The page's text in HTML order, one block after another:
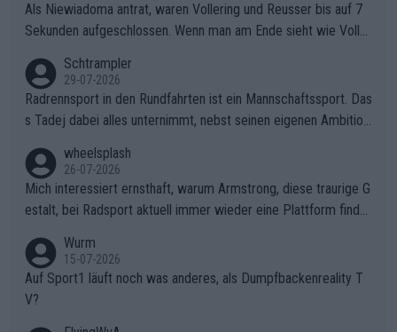
Als Niewiadoma antrat, waren Vollering und Reusser bis auf 7
Sekunden aufgeschlossen. Wenn man am Ende sieht wie Voller
ering die 7 Sekunden zu Niewiadoma nicht geschlossen hat un
d den Abstand hat anwachsen lassen. Ein schwerer taktischer
Fehler, der den Tour Sieg kosten wird.Diese Beobachtung trifft
Zögerlichkeit von Demi Vollering in diesem Moment war das e
ntscheidende Puzzleteil, das Katarzyna Niewiadoma die Tür z
um Gelben Trikot geöffnet hat.Das taktische Dilemma am Mon
t VentouxDie psychologische Falle: Vollering spekulierte in die
ser Phase darauf, dass Marlen Reusser im Gelben Trikot die N
achführarbeit leistet, um ihre Gesamtführung zu verteidigen.De
r Pokereinsatz: Anstatt die verbleibenden 7 Sekunden sofort s
elbst zuzufahren, verließ sich Vollering zu lange auf die Tempo
Schtrampler
29-07-2026
Radrennsport in den Rundfahrten ist ein Mannschaftssport. Das
s Tadej dabei alles unternimmt, nebst seinen eigenen Ambition
ganze Team auch mental stark zu machen und konkret am Erf
olg teilzuhaben, ist ihm ganz hoch anzurechnen. Das ist ein Zei
chen weit über den Radsport hinaus.
wheelsplash
26-07-2026
Mich interessiert ernsthaft, warum Armstrong, diese traurige G
estalt, bei Radsport aktuell immer wieder eine Plattform finde
Wurm
15-07-2026
Auf Sport1 läuft noch was anderes, als Dumpfbackenreality T
V?